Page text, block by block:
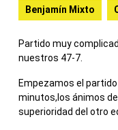
Benjamín Mixto
Partido muy
nuestros 47-7.
Empezamos el
minutos,los ánimos
superioridad del otro